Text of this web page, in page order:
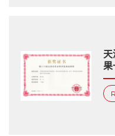
天
果